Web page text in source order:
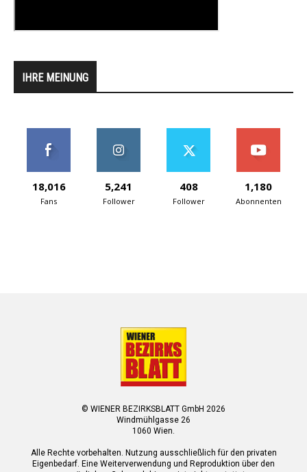
IHRE MEINUNG
18,016
Fans
5,241
Follower
408
Follower
1,180
Abonnenten
© WIENER BEZIRKSBLATT GmbH 2026
Windmühlgasse 26
1060 Wien.
Alle Rechte vorbehalten. Nutzung ausschließlich für den privaten
Eigenbedarf. Eine Weiterverwendung und Reproduktion über den